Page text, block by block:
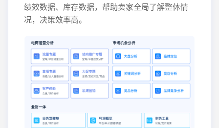
绩效数据、库存数据，帮助卖家全局了解整体情
况，决策效率高。